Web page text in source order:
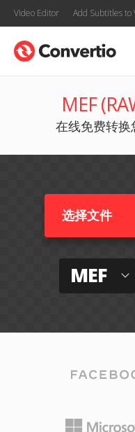
Video Editor Add Subtitles to
MEF
在线免费转
选择文件
MEF